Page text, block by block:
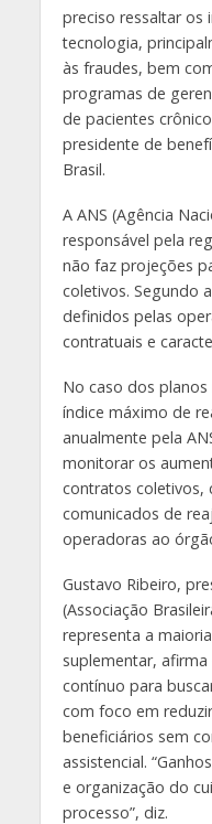
preciso ressaltar os
tecnologia,
às fraudes, bem
programas de
de pacientes
presidente de
Brasil.
A ANS (Agência
responsável pela
não faz projeções
coletivos. Segundo
definidos pelas
contratuais e
No caso dos
índice máximo de
anualmente pela
monitorar os
contratos coletivos,
comunicados de
operadoras ao
Gustavo Ribeiro,
(Associação
representa a
suplementar,
contínuo para
com foco em
beneficiários sem
assistencial.
e organização do
processo”, diz.